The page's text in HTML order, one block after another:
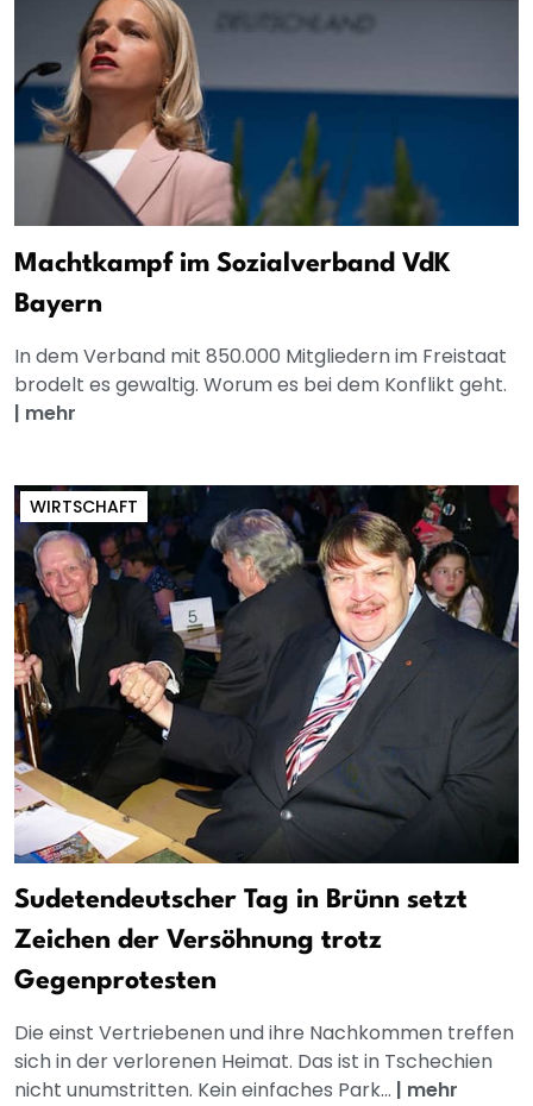
Machtkampf im Sozialverband VdK
Bayern
In dem Verband mit 850.000 Mitgliedern im Freistaat
brodelt es gewaltig. Worum es bei dem Konflikt geht.
| mehr
WIRTSCHAFT
Sudetendeutscher Tag in Brünn setzt
Zeichen der Versöhnung trotz
Gegenprotesten
Die einst Vertriebenen und ihre Nachkommen treffen
sich in der verlorenen Heimat. Das ist in Tschechien
nicht unumstritten. Kein einfaches Park... | mehr